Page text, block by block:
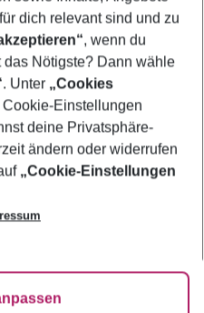
dich relevant sind und zu
, wenn du
Nötigste? Dann wähle
. Unter „Cookies
Einstellungen
deine Privatsphäre-
ändern oder widerrufen
„Cookie-Einstellungen